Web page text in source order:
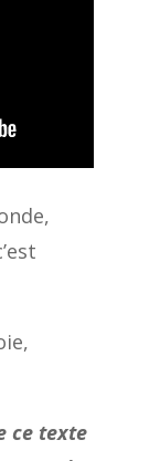
ce texte